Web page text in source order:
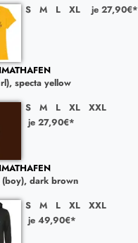
S M L XL je 27,90€*
specta yellow
S M L XL
XXL
je 27,90€*
dark brown
S M L XL
XXL
je 49,90€*